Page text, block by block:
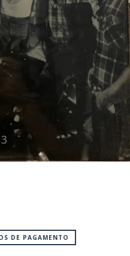
3
DE PAGAMENTO